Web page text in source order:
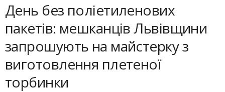
День без поліетиленових
пакетів: мешканців Львівщини
запрошують на майстерку з
виготовлення плетеної
торбинки